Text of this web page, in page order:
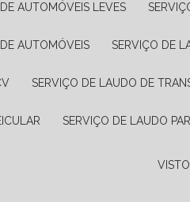
AUTOMÓVEIS LEVES
AUTOMÓVEIS SERVIÇO DE
SERVIÇO DE LAUDO DE
SERVIÇO DE LAUDO